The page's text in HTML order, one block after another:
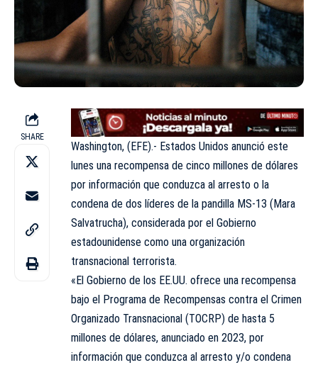
SHARE
Washington, (EFE).- Estados Unidos anunció este
lunes una recompensa de cinco millones de dólares
por información que conduzca al arresto o la
condena de dos líderes de la pandilla MS-13 (Mara
Salvatrucha), considerada por el Gobierno
estadounidense como una organización
transnacional terrorista.
«El Gobierno de los EE.UU. ofrece una recompensa
bajo el Programa de Recompensas contra el Crimen
Organizado Transnacional (TOCRP) de hasta 5
millones de dólares, anunciado en 2023, por
información que conduzca al arresto y/o condena